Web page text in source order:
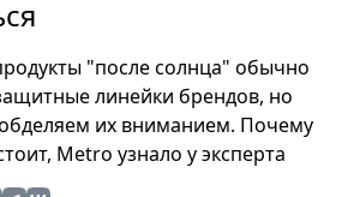
"после солнца" обычно
линейки брендов, но
их вниманием. Почему
Metro узнало у эксперта